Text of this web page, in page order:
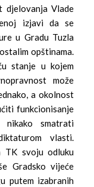
djelovanja Vlade
izjavi da se
u Gradu Tuzla
opštinama.
stanje u kojem
može
a okolnost
funkcionisanje
smatrati
vlasti.
TK svoju odluku
Gradsko vijeće
putem izabranih